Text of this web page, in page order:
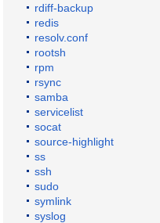
rdiff-backup
redis
resolv.conf
rootsh
rpm
rsync
samba
servicelist
socat
source-highlight
ss
ssh
sudo
symlink
syslog